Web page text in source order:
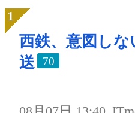
西鉄、意図しな
送
70